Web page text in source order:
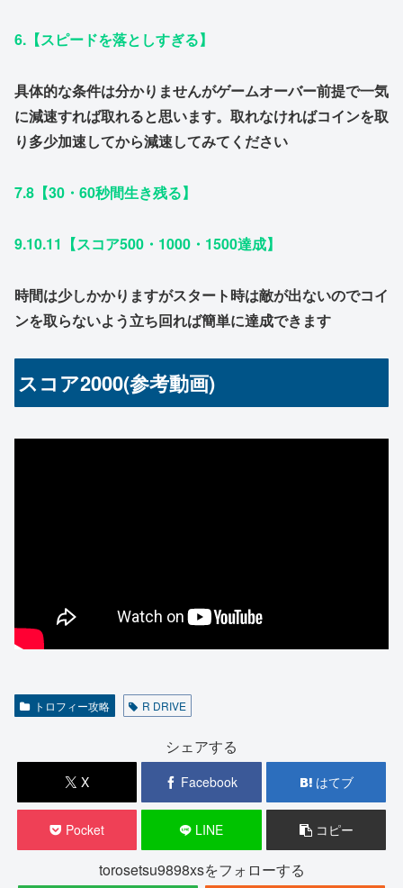
6.【スピードを落としすぎる】
具体的な条件は分かりませんがゲームオーバー前提で一気
に減速すれば取れると思います。取れなければコインを取
り多少加速してから減速してみてください
7.8【30・60秒間生き残る】
9.10.11【スコア500・1000・1500達成】
時間は少しかかりますがスタート時は敵が出ないのでコイ
ンを取らないよう立ち回れば簡単に達成できます
スコア2000(参考動画)
トロフィー攻略 R DRIVE
シェアする
X Facebook はてブ
Pocket LINE コピー
torosetsu9898xsをフォローする